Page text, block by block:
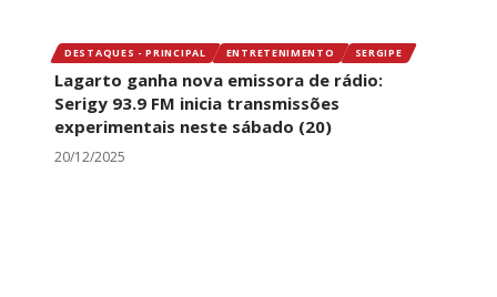
DESTAQUES - PRINCIPAL ENTRETENIMENTO SERGIPE
Lagarto ganha nova emissora de rádio:
Serigy 93.9 FM inicia transmissões
experimentais neste sábado (20)
20/12/2025